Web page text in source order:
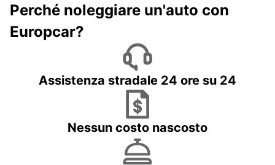
Perché noleggiare un'auto con
Europcar?
Assistenza stradale 24 ore su 24
Nessun costo nascosto